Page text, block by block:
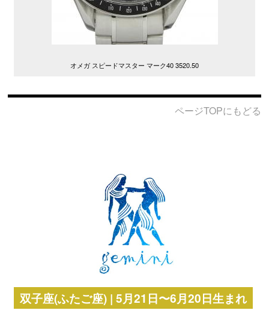
オメガ スピードマスター マーク40 3520.50
ページTOPにもどる
双子座(ふたご座) | 5月21日〜6月20日生まれ